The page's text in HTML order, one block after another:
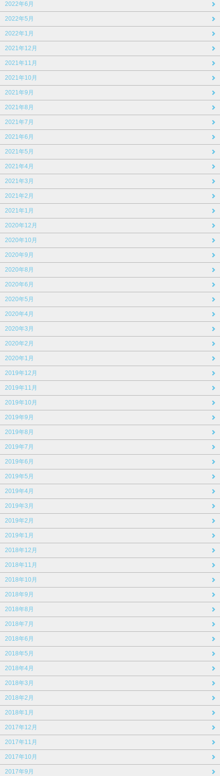
2022年6月
2022年5月
2022年1月
2021年12月
2021年11月
2021年10月
2021年9月
2021年8月
2021年7月
2021年6月
2021年5月
2021年4月
2021年3月
2021年2月
2021年1月
2020年12月
2020年10月
2020年9月
2020年8月
2020年6月
2020年5月
2020年4月
2020年3月
2020年2月
2020年1月
2019年12月
2019年11月
2019年10月
2019年9月
2019年8月
2019年7月
2019年6月
2019年5月
2019年4月
2019年3月
2019年2月
2019年1月
2018年12月
2018年11月
2018年10月
2018年9月
2018年8月
2018年7月
2018年6月
2018年5月
2018年4月
2018年3月
2018年2月
2018年1月
2017年12月
2017年11月
2017年10月
2017年9月